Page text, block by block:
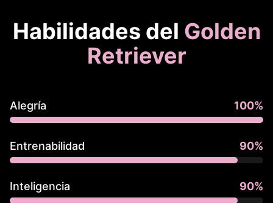
Habilidades del Golden
Retriever
Alegría 100%
Entrenabilidad 90%
Inteligencia 90%